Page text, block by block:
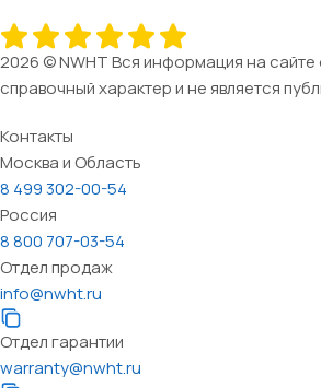
2026 © NWHT Вся информация на сайте
справочный характер и не является
Контакты
Москва и Область
8 499 302-00-54
Россия
8 800 707-03-54
Отдел продаж
info@nwht.ru
Отдел гарантии
warranty@nwht.ru